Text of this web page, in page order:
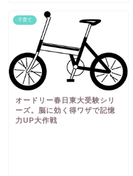
子育て
オードリー春日東大受験シリ
ーズ。脳に効く得ワザで記憶
力UP大作戦